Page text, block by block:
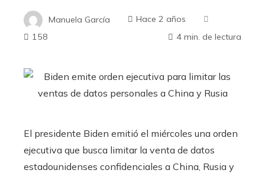
Manuela García
Hace 2 años
158
4 min. de lectura
El presidente Biden emitió el miércoles una orden
ejecutiva que busca limitar la venta de datos
estadounidenses confidenciales a China, Rusia y